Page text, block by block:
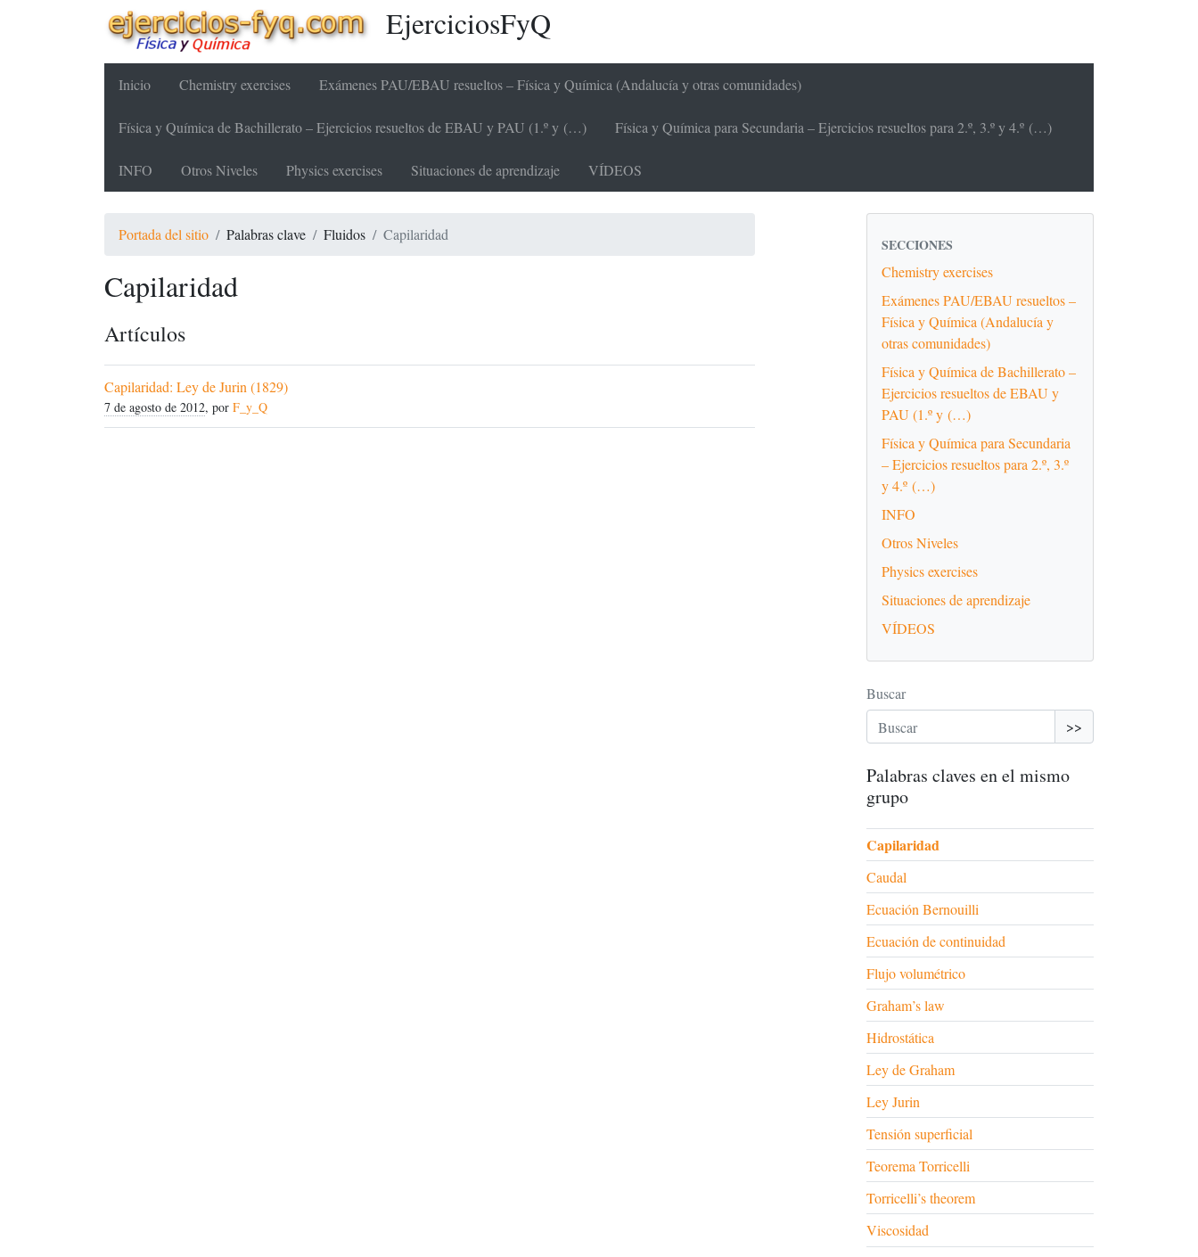
EjerciciosFyQ
Inicio Chemistry exercises Exámenes PAU/EBAU resueltos – Física y Química (Andalucía y otras comunidades)
Física y Química de Bachillerato – Ejercicios resueltos de EBAU y PAU (1.º y (…) Física y Química para Secundaria – Ejercicios resueltos para 2.º, 3.º y 4.º (…)
INFO Otros Niveles Physics exercises Situaciones de aprendizaje VÍDEOS
Portada del sitio Palabras clave Fluidos Capilaridad
Capilaridad
Artículos
Capilaridad: Ley de Jurin (1829)
7 de agosto de 2012, por F_y_Q
SECCIONES
Chemistry exercises
Exámenes PAU/EBAU resueltos –
Física y Química (Andalucía y
otras comunidades)
Física y Química de Bachillerato –
Ejercicios resueltos de EBAU y
PAU (1.º y (…)
Física y Química para Secundaria
– Ejercicios resueltos para 2.º, 3.º
y 4.º (…)
INFO
Otros Niveles
Physics exercises
Situaciones de aprendizaje
VÍDEOS
Buscar
>>
Palabras claves en el mismo
grupo
Capilaridad
Caudal
Ecuación Bernouilli
Ecuación de continuidad
Flujo volumétrico
Graham’s law
Hidrostática
Ley de Graham
Ley Jurin
Tensión superficial
Teorema Torricelli
Torricelli’s theorem
Viscosidad